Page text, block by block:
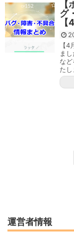
グ
【
ま
な
た
運営者情報